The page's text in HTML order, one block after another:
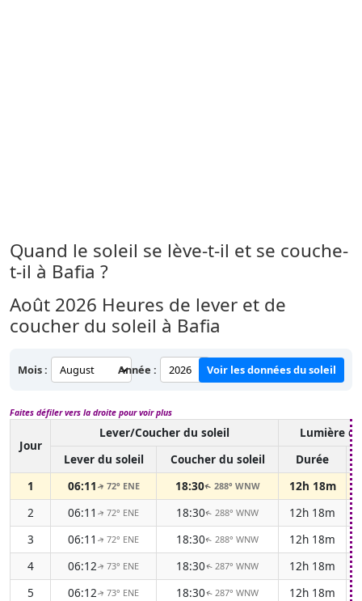
Quand le soleil se lève-t-il et se couche-
t-il à Bafia ?
Août 2026 Heures de lever et de
coucher du soleil à Bafia
Mois : Année : Voir les données du soleil
Faites défiler vers la droite pour voir plus
Jour
Lever/Coucher du soleil
Lumière
Lever du soleil
Coucher du soleil
Durée
1
06:11 ↑ 72° ENE 18:30↑ 288° WNW 12h 18m
2
06:11 ↑72° ENE 18:30↑ 288° WNW 12h 18m
3
06:11 ↑72° ENE 18:30↑ 288° WNW 12h 18m
4
06:12↑73° ENE 18:30↑ 287° WNW 12h 18m
5
06:12↑73° ENE 18:30↑ 287° WNW 12h 18m